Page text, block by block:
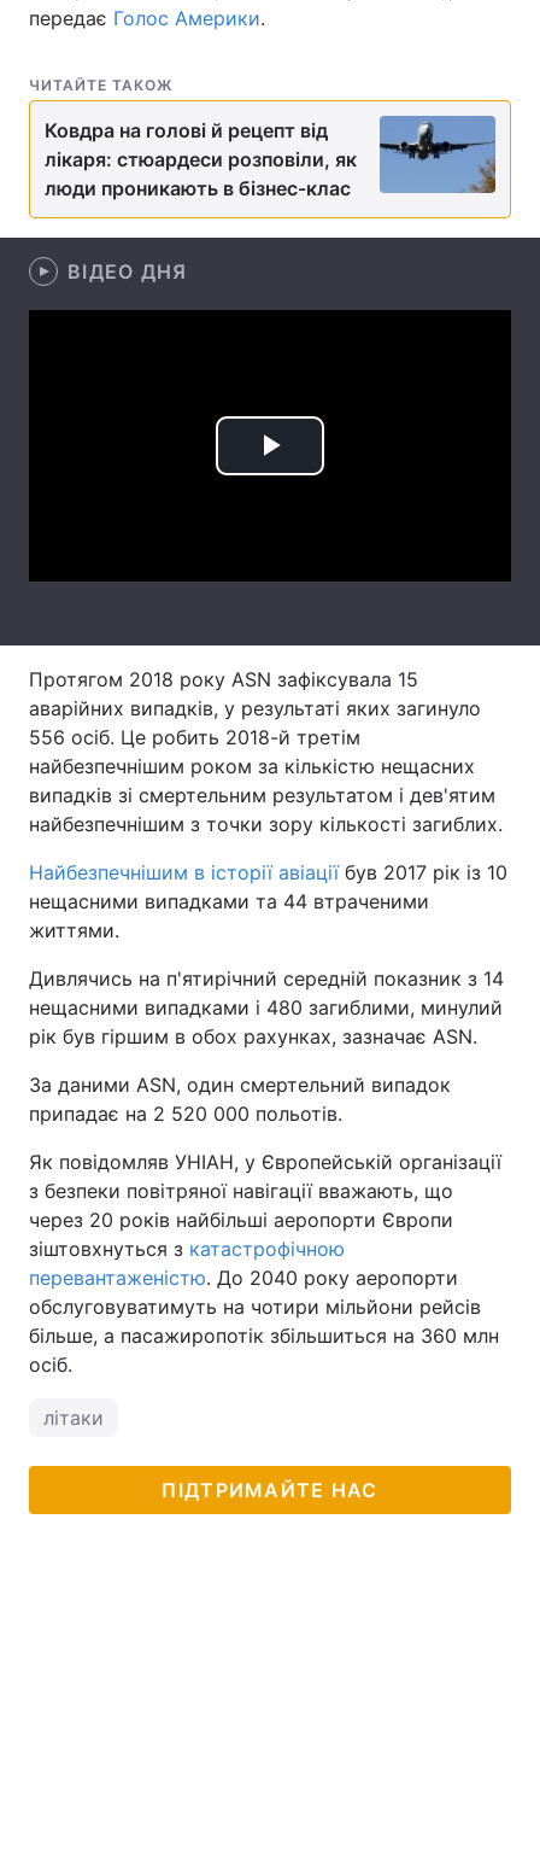
Техно і зв'язок
Цікавинки Погода
Екологія Регіони
Лонгріди
Тема оформлення
передає Голос Америки.
ЧИТАЙТЕ ТАКОЖ
Ковдра на голові й рецепт від
лікаря: стюардеси розповіли, як
люди проникають в бізнес-клас
ВІДЕО ДНЯ
Play
Протягом 2018 року ASN зафіксувала 15
аварійних випадків, у результаті яких загинуло
556 осіб. Це робить 2018-й третім
найбезпечнішим роком за кількістю нещасних
випадків зі смертельним результатом і дев'ятим
найбезпечнішим з точки зору кількості загиблих.
Найбезпечнішим в історії авіаціїбув 2017 рік із 10
нещасними випадками та 44 втраченими
життями.
Дивлячись на п'ятирічний середній показник з 14
нещасними випадками і 480 загиблими, минулий
рік був гіршим в обох рахунках, зазначає ASN.
За даними ASN, один смертельний випадок
припадає на 2 520 000 польотів.
Як повідомляв УНІАН, у Європейській організації
з безпеки повітряної навігації вважають, що
через 20 років найбільші аеропорти Європи
зіштовхнуться з катастрофічною
перевантаженістю. До 2040 року аеропорти
обслуговуватимуть на чотири мільйони рейсів
більше, а пасажиропотік збільшиться на 360 млн
осіб.
літаки
ПІДТРИМАЙТЕ НАС